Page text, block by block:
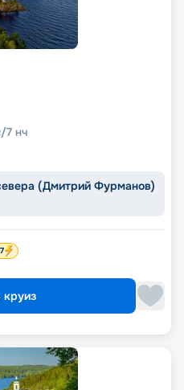
/7 нч
(Дмитрий Фурманов)
круиз